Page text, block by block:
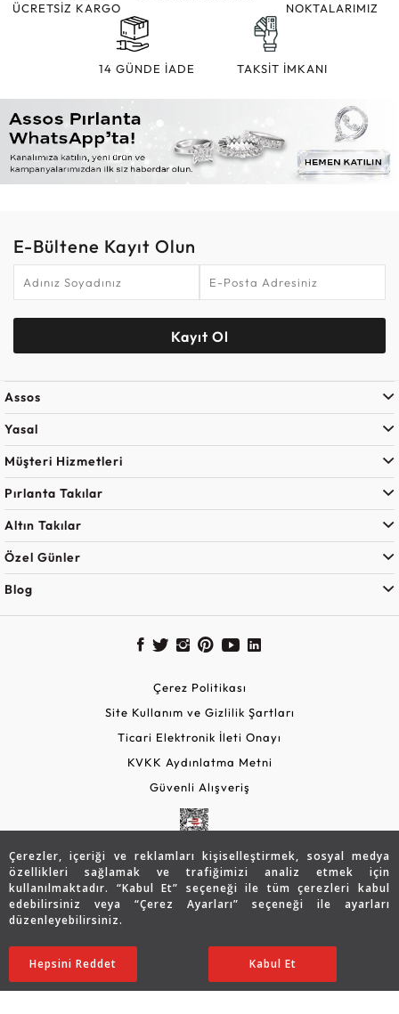
Çerezler, içeriği ve reklamları kişiselleştirmek, sosyal medya
özellikleri sağlamak ve trafiğimizi analiz etmek için
kullanılmaktadır. “Kabul Et” seçeneği ile tüm çerezleri kabul
edebilirsiniz veya “Çerez Ayarları” seçeneği ile ayarları
düzenleyebilirsiniz.
Ayarları Düzenle
Hepsini Reddet Kabul Et
102.836 TL
82.282 TL
78.168 TL SATIN ALIN
ÜCRETSİZ KARGO
NOKTALARIMIZ
14 GÜNDE İADE TAKSİT İMKANI
E-Bültene Kayıt Olun
Kayıt Ol
Assos
Yasal
Müşteri Hizmetleri
Pırlanta Takılar
Altın Takılar
Özel Günler
Blog
Çerez Politikası
Site Kullanım ve Gizlilik Şartları
Ticari Elektronik İleti Onayı
KVKK Aydınlatma Metni
Güvenli Alışveriş
Copyright © 2026 Assos Pırlanta - Bu sitenin tüm hakları